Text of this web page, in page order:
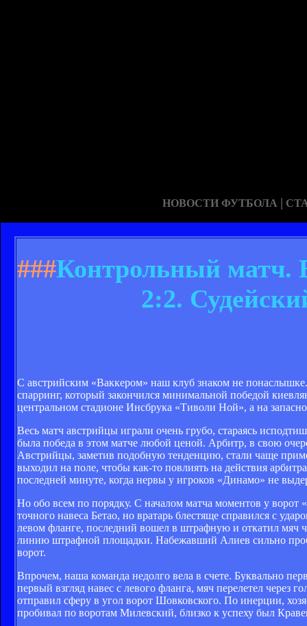
НОВОСТИ ФУТБОЛА |
###Контрольный матч.
2:2.
С австрийским «Ваккером» наш клуб знаком не
спарринг, который закончился минимальной победой
центральном стадионе Инсбрука «Тиволи Ной», а на
Весь матч австрийцы играли очень грубо, стараясь
была победа в этом матче любой ценой. Арбитр, в свою
Австрийцы, заметив подобную тенденцию, стали чаще
выходил на поле, чтобы как-то повлиять на действия
последней минуте, когда нервы у игроков «Динамо» не
Но обо всем по порядку. С началом матча моментов у
точного навеса Бетао, но вратарь блестяще справился с
левом фланге, последний вошел в штрафную и откатил мяч
линию штрафной площадки. Набежавший Алиев сильно
ворот.
Впрочем, наша команда недолго вела в счете. Буквально
первый взгляд навес с левого фланга, мяч перелетел
отправил сферу в угол ворот Шовковского. По инерции,
пробивал по воротам Милевский, близко к успеху был